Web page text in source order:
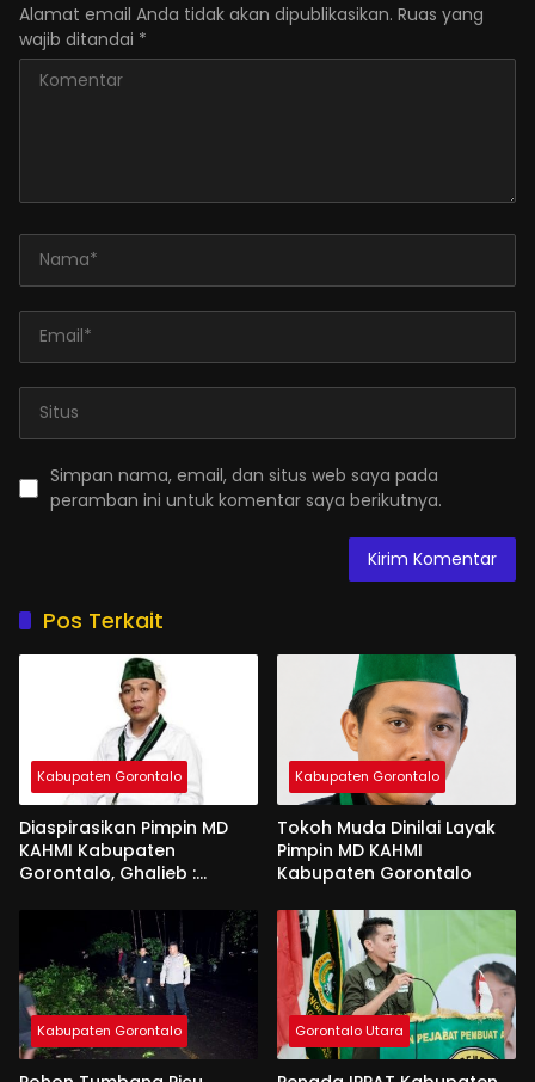
Alamat email Anda tidak akan dipublikasikan. Ruas yang
wajib ditandai *
Simpan nama, email, dan situs web saya pada
peramban ini untuk komentar saya berikutnya.
Pos Terkait
Kabupaten Gorontalo
Diaspirasikan Pimpin MD
KAHMI Kabupaten
Gorontalo, Ghalieb :
Kabupaten Gorontalo
Tokoh Muda Dinilai Layak
Pimpin MD KAHMI
Kabupaten Gorontalo
Kabupaten Gorontalo Gorontalo Utara